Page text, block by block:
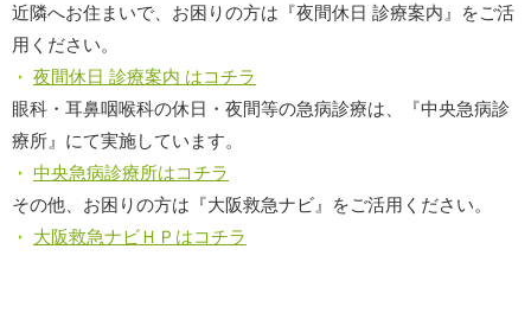
近隣へお住まいで、お困りの方は『夜間休日 診療案内』をご活
用ください。
夜間休日 診療案内 はコチラ
眼科・耳鼻咽喉科の休日・夜間等の急病診療は、『中央急病診
療所』にて実施しています。
中央急病診療所はコチラ
その他、お困りの方は『大阪救急ナビ』をご活用ください。
大阪救急ナビＨＰはコチラ